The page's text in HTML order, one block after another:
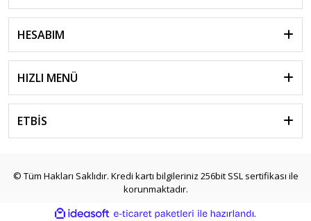
HESABIM
HIZLI MENÜ
ETBİS
© Tüm Hakları Saklıdır. Kredi kartı bilgileriniz 256bit SSL sertifikası ile
korunmaktadır.
ideasoft e-